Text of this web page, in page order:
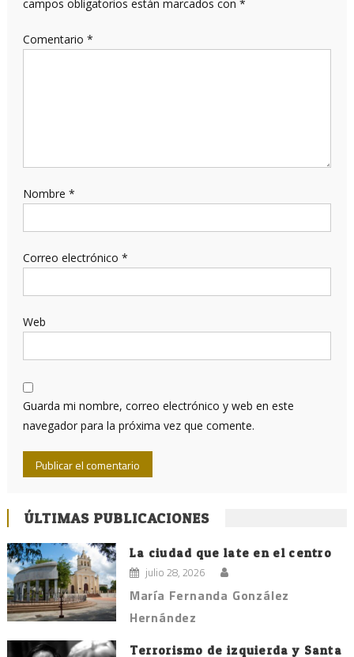
campos obligatorios están marcados con *
Comentario *
Nombre *
Correo electrónico *
Web
Guarda mi nombre, correo electrónico y web en este
navegador para la próxima vez que comente.
ÚLTIMAS PUBLICACIONES
La ciudad que late en el centro
julio 28, 2026
María Fernanda González
Hernández
Terrorismo de izquierda y Santa